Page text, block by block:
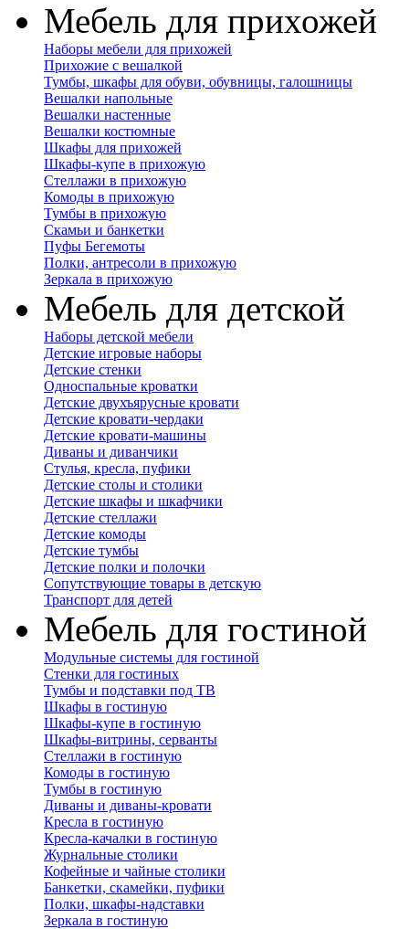
Мебель для прихожей
Наборы мебели для прихожей
Прихожие с вешалкой
Тумбы, шкафы для обуви, обувницы, галошницы
Вешалки напольные
Вешалки настенные
Вешалки костюмные
Шкафы для прихожей
Шкафы-купе в прихожую
Стеллажи в прихожую
Комоды в прихожую
Тумбы в прихожую
Скамьи и банкетки
Пуфы Бегемоты
Полки, антресоли в прихожую
Зеркала в прихожую
Мебель для детской
Наборы детской мебели
Детские игровые наборы
Детские стенки
Односпальные кроватки
Детские двухъярусные кровати
Детские кровати-чердаки
Детские кровати-машины
Диваны и диванчики
Стулья, кресла, пуфики
Детские столы и столики
Детские шкафы и шкафчики
Детские стеллажи
Детские комоды
Детские тумбы
Детские полки и полочки
Сопутствующие товары в детскую
Транспорт для детей
Мебель для гостиной
Модульные системы для гостиной
Стенки для гостиных
Тумбы и подставки под ТВ
Шкафы в гостиную
Шкафы-купе в гостиную
Шкафы-витрины, серванты
Стеллажи в гостиную
Комоды в гостиную
Тумбы в гостиную
Диваны и диваны-кровати
Кресла в гостиную
Кресла-качалки в гостиную
Журнальные столики
Кофейные и чайные столики
Банкетки, скамейки, пуфики
Полки, шкафы-надставки
Зеркала в гостиную